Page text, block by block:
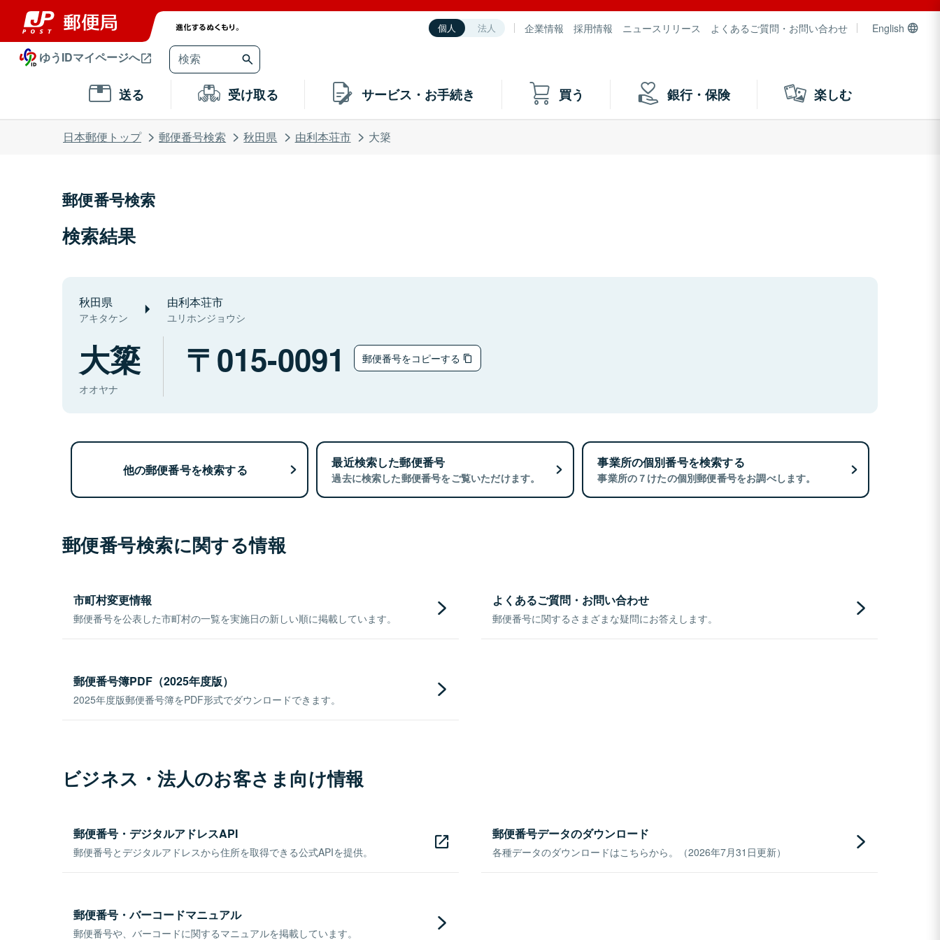
個人 法人 企業情報 採用情報 ニュースリリース よくあるご質問・お問い合わせ English
ゆうIDマイページへ
送る 受け取る サービス・お手続き 買う 銀行・保険 楽しむ
日本郵便トップ 郵便番号検索 秋田県 由利本荘市 大簗
郵便番号検索
検索結果
秋田県
アキタケン
由利本荘市
ユリホンジョウシ
大簗
オオヤナ
015-0091 郵便番号をコピーする
他の郵便番号を検索する 最近検索した郵便番号
過去に検索した郵便番号をご覧いただけます。
事業所の個別番号を検索する
事業所の７けたの個別郵便番号をお調べします。
郵便番号検索に関する情報
市町村変更情報
郵便番号を公表した市町村の一覧を実施日の新しい順に掲載しています。
よくあるご質問・お問い合わせ
郵便番号に関するさまざまな疑問にお答えします。
郵便番号簿PDF（2025年度版）
2025年度版郵便番号簿をPDF形式でダウンロードできます。
ビジネス・法人のお客さま向け情報
郵便番号・デジタルアドレスAPI
郵便番号とデジタルアドレスから住所を取得できる公式APIを提供。
郵便番号データのダウンロード
各種データのダウンロードはこちらから。（2026年7月31日更新）
郵便番号・バーコードマニュアル
郵便番号や、バーコードに関するマニュアルを掲載しています。